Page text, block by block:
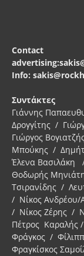
Contact
Info:
Συντάκτες
Γιάννης
Δρογγίτης /
Γιώργος
Μπούκης /
Έλενα
Θοδωρής
Τσιρανίδης /
/ Νίκος Ανδρέου/
/ Νίκος Ζέρης /
Πέτρος Καραλής
Φράγκος /
Φραγκίσκος